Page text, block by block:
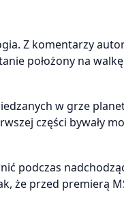
Z komentarzy
położony na
w grze
części bywały
podczas
że przed premierą